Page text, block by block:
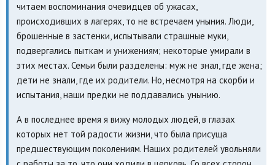
читаем воспоминания очевидцев об ужасах,
происходивших в лагерях, то не встречаем уныния. Люди,
брошенные в застенки, испытывали страшные муки,
подвергались пыткам и унижениям; некоторые умирали в
этих местах. Семьи были разделены: муж не знал, где жена;
дети не знали, где их родители. Но, несмотря на скорби и
испытания, наши предки не поддавались унынию.
А в последнее время я вижу молодых людей, в глазах
которых нет той радости жизни, что была присуща
предшествующим поколениям. Наших родителей увольняли